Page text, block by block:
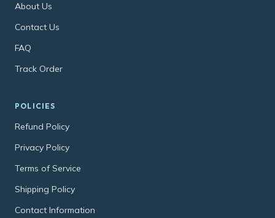
About Us
Contact Us
FAQ
Track Order
POLICIES
Refund Policy
Privacy Policy
Terms of Service
Shipping Policy
Contact Information